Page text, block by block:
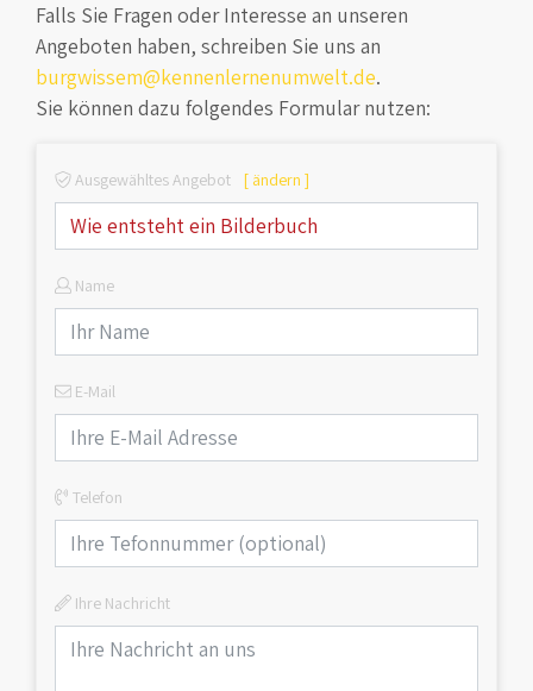
Falls Sie Fragen oder Interesse an unseren
Angeboten haben, schreiben Sie uns an
burgwissem@kennenlernenumwelt.de.
Sie können dazu folgendes Formular nutzen:
Ausgewähltes Angebot [ ändern ]
Name
E-Mail
Telefon
Ihre Nachricht